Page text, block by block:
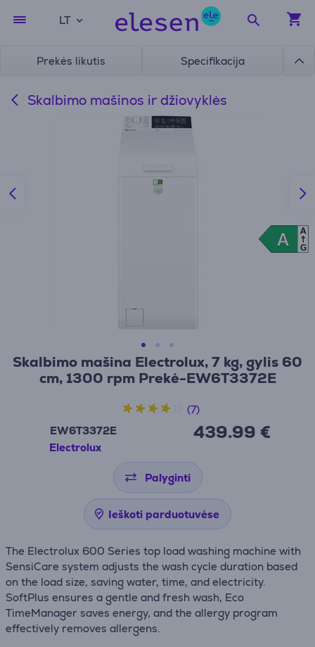
LT
Prekės likutis Specifikacija
Skalbimo mašinos ir džiovyklės
Skalbimo mašina Electrolux, 7 kg, gylis 60
cm, 1300 rpm Prekė-EW6T3372E
EW6T3372E
Electrolux
439.99 €
(7)
Palyginti
Ieškoti parduotuvėse
The Electrolux 600 Series top load washing machine with
SensiCare system adjusts the wash cycle duration based
on the load size, saving water, time, and electricity.
SoftPlus ensures a gentle and fresh wash, Eco
TimeManager saves energy, and the allergy program
effectively removes allergens.
A
A
A
G